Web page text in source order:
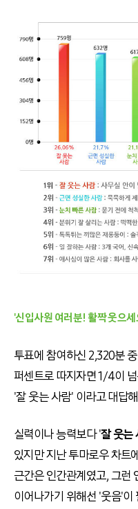
'신입사원 여러분! 활짝 웃으
투표에 참여하신 2,320분
퍼센트로 따지자면 1/4이
'잘 웃는 사람' 이라고 대답
실력이나 능력보다 '잘 웃는
있지만 지난 투마로우 차트
근간은 인간관계였고, 그런
이어나가기 위해선 '웃음'